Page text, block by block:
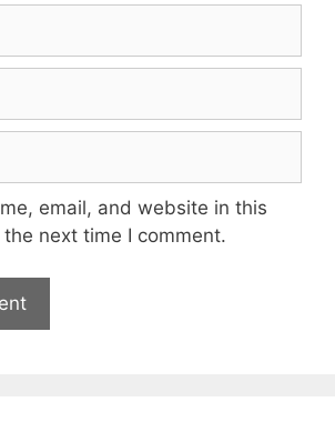
email, and website in this
next time I comment.